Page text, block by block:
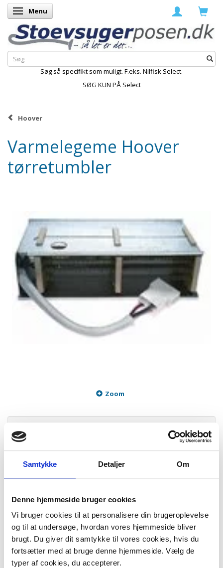
Samtykke Detaljer Om
Denne hjemmeside bruger cookies
Vi bruger cookies til at personalisere din brugeroplevelse
og til at undersøge, hvordan vores hjemmeside bliver
brugt. Du giver dit samtykke til vores cookies, hvis du
fortsætter med at bruge denne hjemmeside. Vælg de
typer af cookies, du accepterer.
Skifte navigation
Menu
Søg så specifikt som muligt. F.eks. Nilfisk Select.
SØG KUN PÅ Select
Hoover
Varmelegeme Hoover
tørretumbler
Zoom
334,95 DKK
Plus leveringsomkostninger. 39,00 til pakkehops. Fri fragt til
Antal LÆG I KURV
Varmelegeme til Hoover tørretumbler. Varmelegeme til tørretumbler
Passer til:
Hoover 811 Hoover WT500